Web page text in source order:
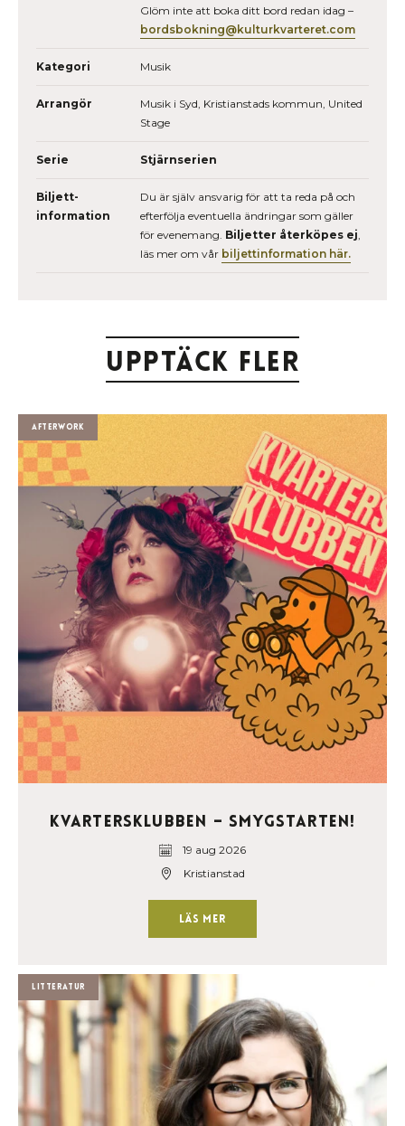
Glöm inte att boka ditt bord redan idag –
bordsbokning@kulturkvarteret.com
Kategori Musik
Arrangör
Musik i Syd, Kristianstads kommun, United
Stage
Serie Stjärnserien
Biljett­
information
Du är själv ansvarig för att ta reda på och
efterfölja eventuella ändringar som gäller
för evenemang. Biljetter återköpes ej,
läs mer om vår biljettinformation här.
Upptäck fler
Afterwork
Kvartersklubben – Smygstarten!
19 aug 2026
Kristianstad
Läs mer
Litteratur